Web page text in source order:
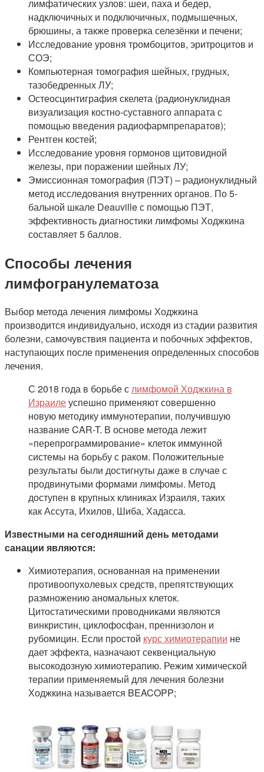
лимфатических узлов: шеи, паха и бедер,
надключичных и подключичных, подмышечных,
брюшины, а также проверка селезёнки и печени;
Исследование уровня тромбоцитов, эритроцитов и
СОЭ;
Компьютерная томография шейных, грудных,
тазобедренных ЛУ;
Остеосцинтиграфия скелета (радионуклидная
визуализация костно-суставного аппарата с
помощью введения радиофармпрепаратов);
Рентген костей;
Исследование уровня гормонов щитовидной
железы, при поражении шейных ЛУ;
Эмиссионная томография (ПЭТ) – радионуклидный
метод исследования внутренних органов. По 5-
бальной шкале Deauville с помощью ПЭТ,
эффективность диагностики лимфомы Ходжкина
составляет 5 баллов.
Способы лечения
лимфогранулематоза
Выбор метода лечения лимфомы Ходжкина
производится индивидуально, исходя из стадии развития
болезни, самочувствия пациента и побочных эффектов,
наступающих после применения определенных способов
лечения.
С 2018 года в борьбе слимфомой Ходжкина в
Израилеуспешно применяют совершенно
новую методику иммунотерапии, получившую
название CAR-T. В основе метода лежит
«перепрограммирование» клеток иммунной
системы на борьбу с раком. Положительные
результаты были достигнуты даже в случае с
продвинутыми формами лимфомы. Метод
доступен в крупных клиниках Израиля, таких
как Ассута, Ихилов, Шиба, Хадасса.
Известными на сегодняшний день методами
санации являются:
Химиотерапия, основанная на применении
противоопухолевых средств, препятствующих
размножению аномальных клеток.
Цитостатическими проводниками являются
винкристин, циклофосфан, преннизолон и
рубомицин. Если простой курс химиотерапии не
дает эффекта, назначают секвенциальную
высокодозную химиотерапию. Режим химической
терапии применяемый для лечения болезни
Ходжкина называется BEACOPP;